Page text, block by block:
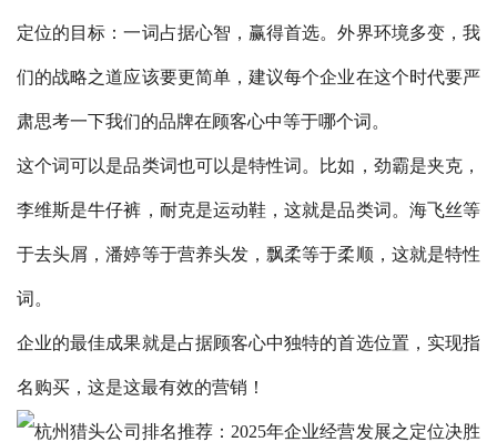
定位的目标：一词占据心智，赢得首选。外界环境多变，我
们的战略之道应该要更简单，建议每个企业在这个时代要严
肃思考一下我们的品牌在顾客心中等于哪个词。
这个词可以是品类词也可以是特性词。比如，劲霸是夹克，
李维斯是牛仔裤，耐克是运动鞋，这就是品类词。海飞丝等
于去头屑，潘婷等于营养头发，飘柔等于柔顺，这就是特性
词。
企业的最佳成果就是占据顾客心中独特的首选位置，实现指
名购买，这是这最有效的营销！